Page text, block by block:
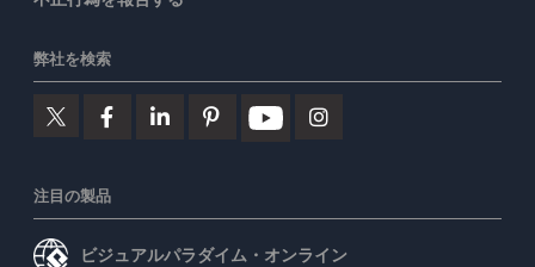
弊社を検索
注目の製品
ビジュアルパラダイム・オンライン